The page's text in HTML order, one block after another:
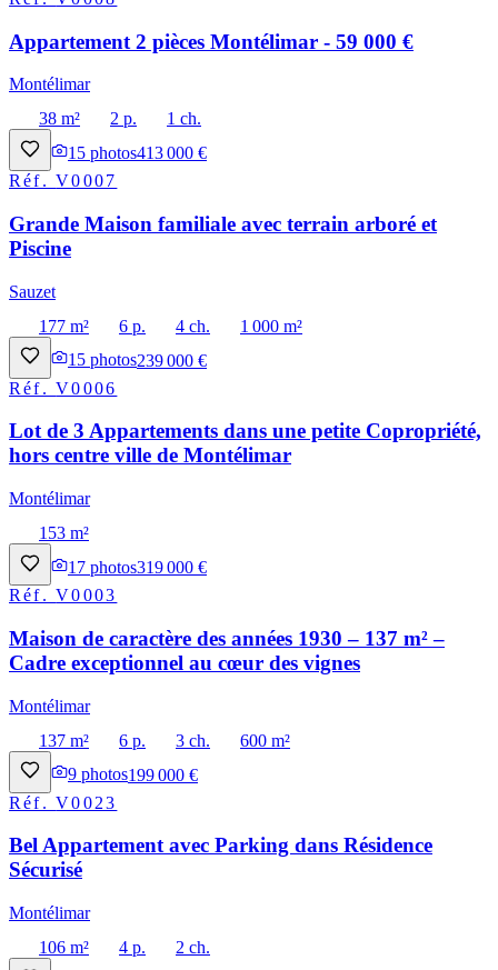
Appartement 2 pièces Montélimar - 59 000 €
Montélimar
38 m²
2 p.
1 ch.
15 photos413 000 €
Réf.V0007
Grande Maison familiale avec terrain arboré et
Piscine
Sauzet
177 m²
6 p. 4 ch.
1 000 m²
15 photos239 000 €
Réf.V0006
Lot de 3 Appartements dans une petite Copropriété,
hors centre ville de Montélimar
Montélimar
153 m²
17 photos319 000 €
Réf.V0003
Maison de caractère des années 1930 – 137 m² –
Cadre exceptionnel au cœur des vignes
Montélimar
137 m²
6 p. 3 ch.
600 m²
9 photos199 000 €
Réf.V0023
Bel Appartement avec Parking dans Résidence
Sécurisé
Montélimar
106 m²
4 p.
2 ch.